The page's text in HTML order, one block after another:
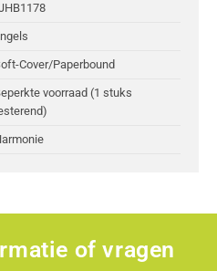
Cover/Paperbound
voorraad (1 stuks
of vragen